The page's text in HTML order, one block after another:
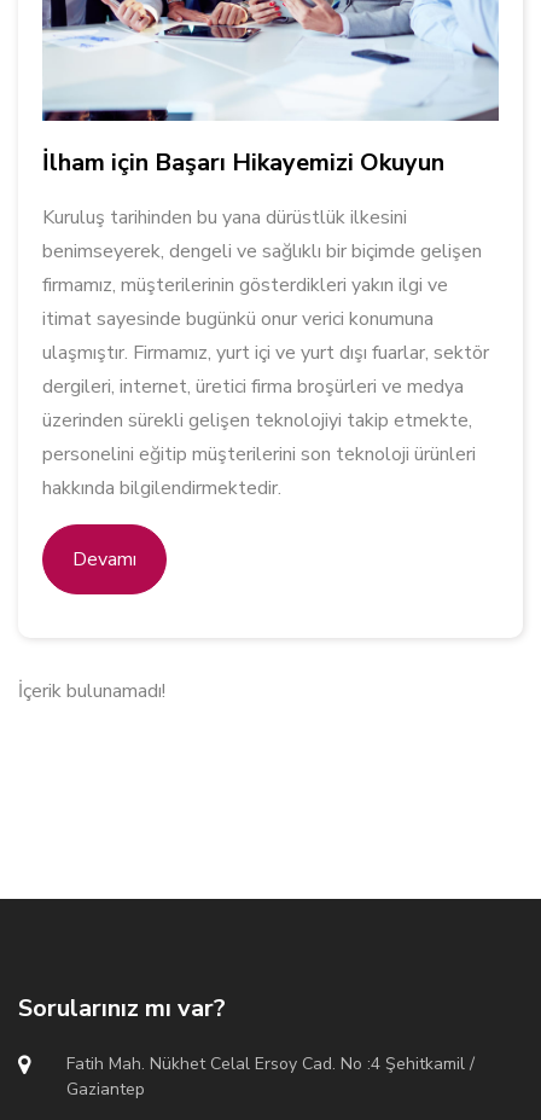
İlham için Başarı Hikayemizi Okuyun
Kuruluş tarihinden bu yana dürüstlük ilkesini
benimseyerek, dengeli ve sağlıklı bir biçimde gelişen
firmamız, müşterilerinin gösterdikleri yakın ilgi ve
itimat sayesinde bugünkü onur verici konumuna
ulaşmıştır. Firmamız, yurt içi ve yurt dışı fuarlar, sektör
dergileri, internet, üretici firma broşürleri ve medya
üzerinden sürekli gelişen teknolojiyi takip etmekte,
personelini eğitip müşterilerini son teknoloji ürünleri
hakkında bilgilendirmektedir.
Devamı
İçerik bulunamadı!
Sorularınız mı var?
Fatih Mah. Nükhet Celal Ersoy Cad. No :4 Şehitkamil /
Gaziantep